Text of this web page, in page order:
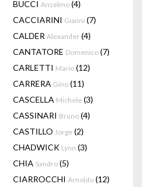
BUCCI Anselmo (4)
CACCIARINI Gianni (7)
CALDER Alexander (4)
CANTATORE Domenico (7)
CARLETTI Mario (12)
CARRERA Gino (11)
CASCELLA Michele (3)
CASSINARI Bruno (4)
CASTILLO Jorge (2)
CHADWICK Lynn (3)
CHIA Sandro (5)
CIARROCCHI Arnoldo (12)